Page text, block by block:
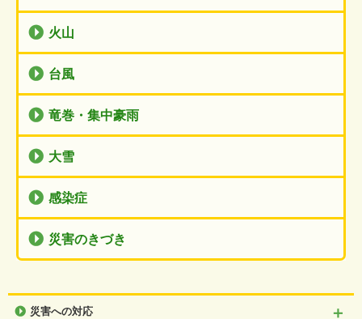
火山
台風
竜巻・集中豪雨
大雪
感染症
災害のきづき
災害への対応